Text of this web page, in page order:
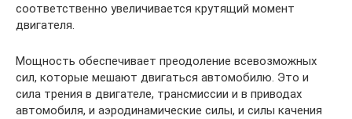
соответственно увеличивается крутящий момент
двигателя.
Мощность обеспечивает преодоление всевозможных
сил, которые мешают двигаться автомобилю. Это и
сила трения в двигателе, трансмиссии и в приводах
автомобиля, и аэродинамические силы, и силы качения